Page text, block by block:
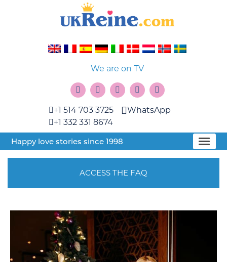
We are on TV
+1 514 703 3725
+1 332 331 8674
WhatsApp
Happy love stories since 1998
ACCESS THE FAQ